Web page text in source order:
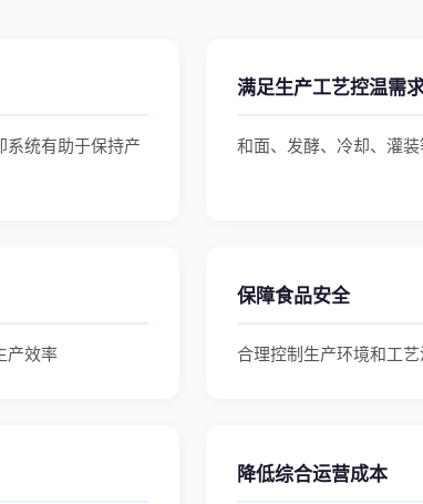
系统有助于保持产
满足生产工艺控温需
和面、发酵、冷却、灌
产效率
保障食品安全
合理控制生产环境和工
降低综合运营成本